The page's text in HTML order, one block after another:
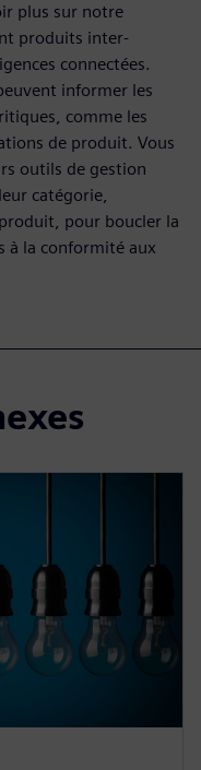
plus sur notre
produits inter-
connectées.
informer les
comme les
de produit. Vous
outils de gestion
catégorie,
pour boucler la
à la conformité aux